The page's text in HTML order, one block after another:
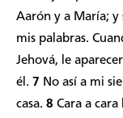
Aarón y a María; y
mis palabras.
Jehová, le
él. 7 No así a mi
casa. 8 Cara a